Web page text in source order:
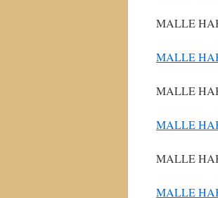
MALLE
MALLE
MALLE
MALLE
MALLE
MALLE